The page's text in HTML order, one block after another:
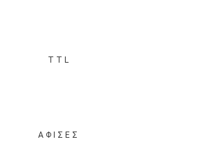
TTL
ΑΦΙΣΕΣ